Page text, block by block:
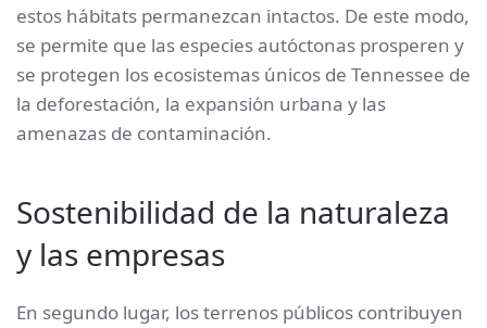
estos hábitats permanezcan intactos. De este modo,
se permite que las especies autóctonas prosperen y
se protegen los ecosistemas únicos de Tennessee de
la deforestación, la expansión urbana y las
amenazas de contaminación.
Sostenibilidad de la naturaleza
y las empresas
En segundo lugar, los terrenos públicos contribuyen